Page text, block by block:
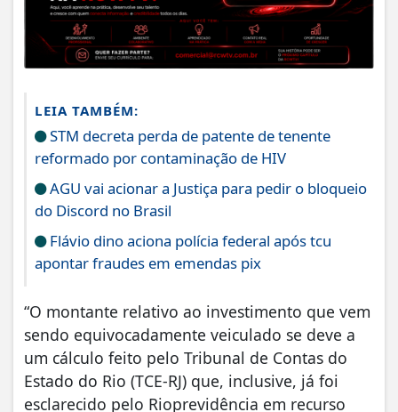
LEIA TAMBÉM:
STM decreta perda de patente de tenente
reformado por contaminação de HIV
AGU vai acionar a Justiça para pedir o bloqueio
do Discord no Brasil
Flávio dino aciona polícia federal após tcu
apontar fraudes em emendas pix
“O montante relativo ao investimento que vem
sendo equivocadamente veiculado se deve a
um cálculo feito pelo Tribunal de Contas do
Estado do Rio (TCE-RJ) que, inclusive, já foi
esclarecido pelo Rioprevidência em recurso